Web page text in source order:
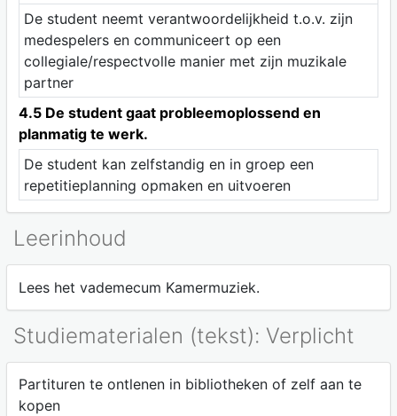
De student neemt verantwoordelijkheid t.o.v. zijn
medespelers en communiceert op een
collegiale/respectvolle manier met zijn muzikale
partner
4.5 De student gaat probleemoplossend en
planmatig te werk.
De student kan zelfstandig en in groep een
repetitieplanning opmaken en uitvoeren
Leerinhoud
Lees het vademecum Kamermuziek.
Studiematerialen (tekst): Verplicht
Partituren te ontlenen in bibliotheken of zelf aan te
kopen